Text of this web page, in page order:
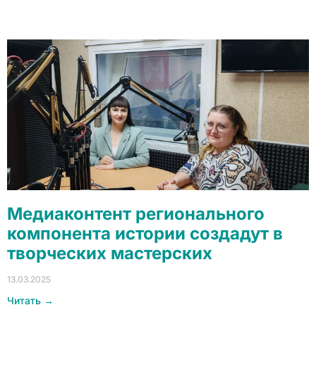
Медиаконтент регионального
компонента истории создадут в
творческих мастерских
13.03.2025
Читать →